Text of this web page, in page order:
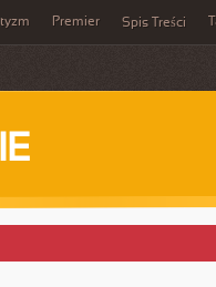
Premier Spis Treści